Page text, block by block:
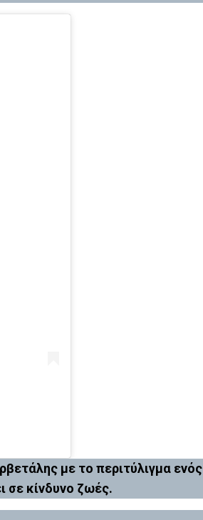
με το περιτύλιγμα ενός
σε κίνδυνο ζωές.